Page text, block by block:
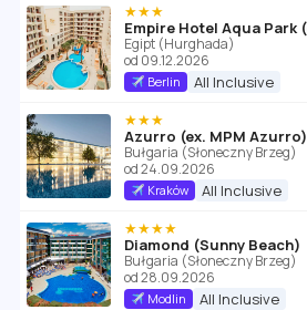
★★★
Egipt (Hurghada)
od 09.12.2026
Berlin All Inclusive
★★★
Azurro (ex. MPM Azurro)
Bułgaria (Słoneczny Brzeg)
od 24.09.2026
Kraków All Inclusive
★★★★
Diamond (Sunny Beach)
Bułgaria (Słoneczny Brzeg)
od 28.09.2026
Modlin All Inclusive